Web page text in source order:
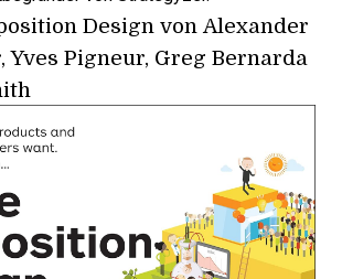
Design von Alexander
Yves Pigneur, Greg Bernarda